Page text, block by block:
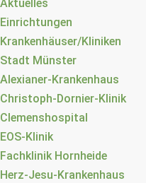
Aktuelles
Einrichtungen
Krankenhäuser/Kliniken
Stadt Münster
Alexianer-Krankenhaus
Christoph-Dornier-Klinik
Clemenshospital
EOS-Klinik
Fachklinik Hornheide
Herz-Jesu-Krankenhaus